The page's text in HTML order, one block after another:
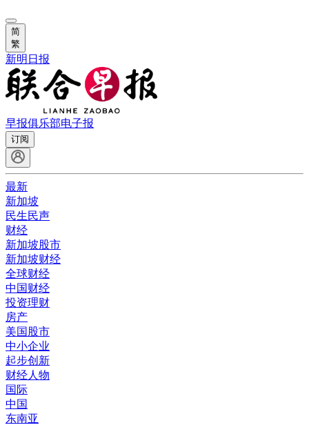
简
繁
新明日报
早报俱乐部电子报
订阅
最新
新加坡
民生民声
财经
新加坡股市
新加坡财经
全球财经
中国财经
投资理财
房产
美国股市
中小企业
起步创新
财经人物
国际
中国
东南亚